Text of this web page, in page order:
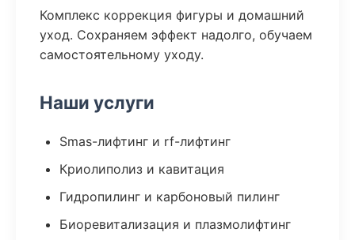
Комплекс коррекция фигуры и домашний
уход. Сохраняем эффект надолго, обучаем
самостоятельному уходу.
Наши услуги
Smas-лифтинг и rf-лифтинг
Криолиполиз и кавитация
Гидропилинг и карбоновый пилинг
Биоревитализация и плазмолифтинг